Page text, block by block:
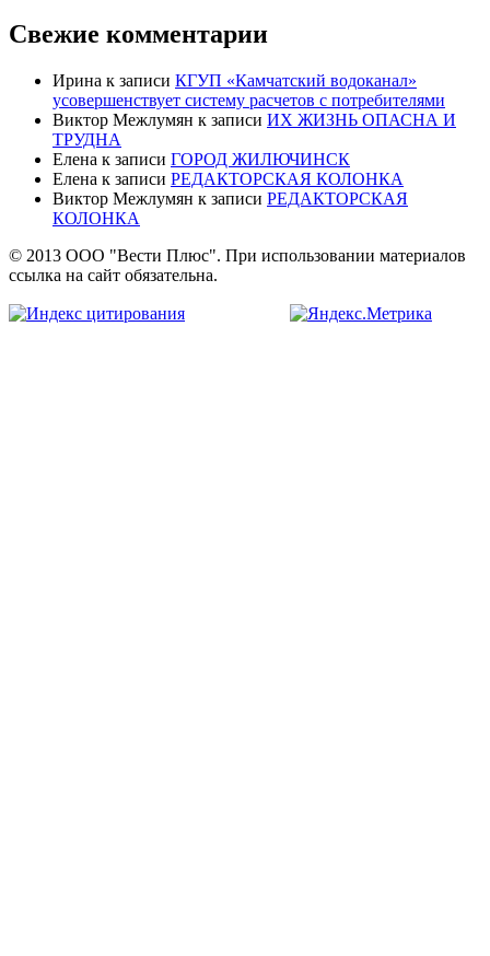
Свежие комментарии
Ирина к записи КГУП «Камчатский водоканал»
усовершенствует систему расчетов с потребителями
Виктор Межлумян к записи ИХ ЖИЗНЬ ОПАСНА И
ТРУДНА
Елена к записи ГОРОД ЖИЛЮЧИНСК
Елена к записи РЕДАКТОРСКАЯ КОЛОНКА
Виктор Межлумян к записи РЕДАКТОРСКАЯ
КОЛОНКА
© 2013 ООО "Вести Плюс". При использовании материалов
ссылка на сайт обязательна.